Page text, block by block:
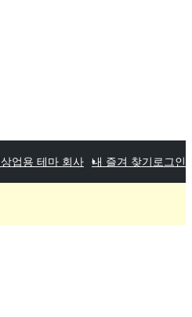
상업용 테마 회사 내 즐겨 찾기 로그인